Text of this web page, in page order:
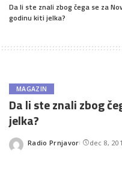
Da li ste znali zbog čega se za
godinu kiti jelka?
MAGAZIN
Da li ste znali zbog
jelka?
Posted
Radio Prnjavor dec 8,